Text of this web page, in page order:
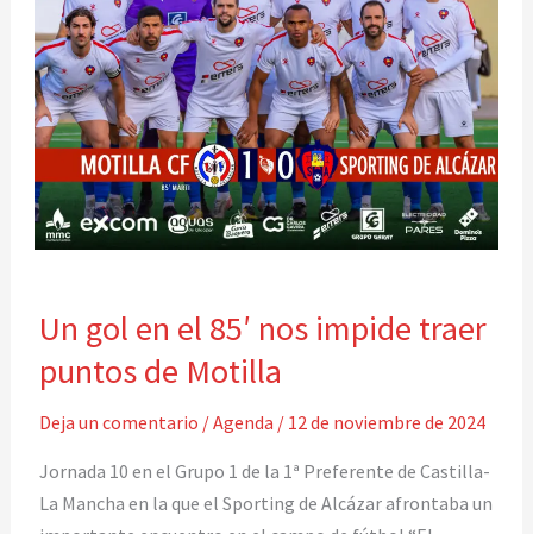
Un gol en el 85′ nos impide traer
puntos de Motilla
Deja un comentario /Agenda / 12 de noviembre de 2024
Jornada 10 en el Grupo 1 de la 1ª Preferente de Castilla-
La Mancha en la que el Sporting de Alcázar afrontaba un
gol
el
85′
impide
traer